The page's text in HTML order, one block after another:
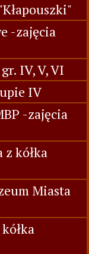
-zajęcia
IV, V, VI
IV
-zajęcia
kółka
Miasta